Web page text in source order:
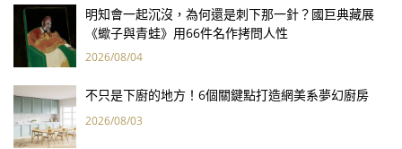
明知會一起沉沒，為何還是刺下那一針？國巨典藏展
《蠍子與青蛙》用66件名作拷問人性
2026/08/04
不只是下廚的地方！6個關鍵點打造網美系夢幻廚房
2026/08/03